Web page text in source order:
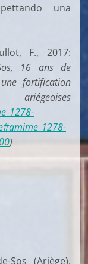
una
F., 2017:
16 ans de
fortification
)
Sos (Ariège),